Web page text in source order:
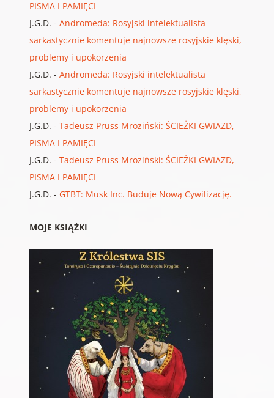
PISMA I PAMIĘCI
J.G.D. - Andromeda: Rosyjski intelektualista
sarkastycznie komentuje najnowsze rosyjskie klęski,
problemy i upokorzenia
J.G.D. - Andromeda: Rosyjski intelektualista
sarkastycznie komentuje najnowsze rosyjskie klęski,
problemy i upokorzenia
J.G.D. - Tadeusz Pruss Mroziński: ŚCIEŻKI GWIAZD,
PISMA I PAMIĘCI
J.G.D. - Tadeusz Pruss Mroziński: ŚCIEŻKI GWIAZD,
PISMA I PAMIĘCI
J.G.D. - GTBT: Musk Inc. Buduje Nową Cywilizację.
MOJE KSIĄŻKI